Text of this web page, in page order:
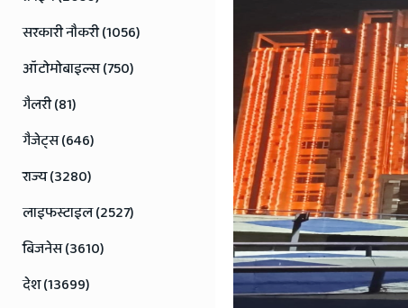
सरकारी नौकरी (1056)
ऑटोमोबाइल्स (750)
गैलरी (81)
गैजेट्स (646)
राज्य (3280)
लाइफस्टाइल (2527)
बिजनेस (3610)
देश (13699)